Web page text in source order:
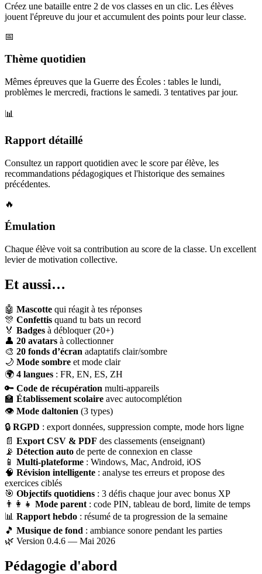
Créez une bataille entre 2 de vos classes en un clic. Les élèves
jouent l'épreuve du jour et accumulent des points pour leur classe.
📅
Thème quotidien
Mêmes épreuves que la Guerre des Écoles : tables le lundi,
problèmes le mercredi, fractions le samedi. 3 tentatives par jour.
📊
Rapport détaillé
Consultez un rapport quotidien avec le score par élève, les
recommandations pédagogiques et l'historique des semaines
précédentes.
🔥
Émulation
Chaque élève voit sa contribution au score de la classe. Un excellent
levier de motivation collective.
Et aussi…
🤖 Mascotte qui réagit à tes réponses
🎊 Confettis quand tu bats un record
🏅 Badges à débloquer (20+)
👤 20 avatars à collectionner
🎨 20 fonds d’écran adaptatifs clair/sombre
🌙 Mode sombre et mode clair
🌍 4 langues : FR, EN, ES, ZH
🔑 Code de récupération multi-appareils
🏫 Établissement scolaire avec autocomplétion
👁 Mode daltonien (3 types)
🔒 RGPD : export données, suppression compte, mode hors ligne
📄 Export CSV & PDF des classements (enseignant)
📡 Détection auto de perte de connexion en classe
📱 Multi-plateforme : Windows, Mac, Android, iOS
🧠 Révision intelligente : analyse tes erreurs et propose des
exercices ciblés
🎯 Objectifs quotidiens : 3 défis chaque jour avec bonus XP
👨‍👩‍👧 Mode parent : code PIN, tableau de bord, limite de temps
📊 Rapport hebdo : résumé de ta progression de la semaine
🎵 Musique de fond : ambiance sonore pendant les parties
🌿 Version 0.4.6 — Mai 2026
Pédagogie d'abord